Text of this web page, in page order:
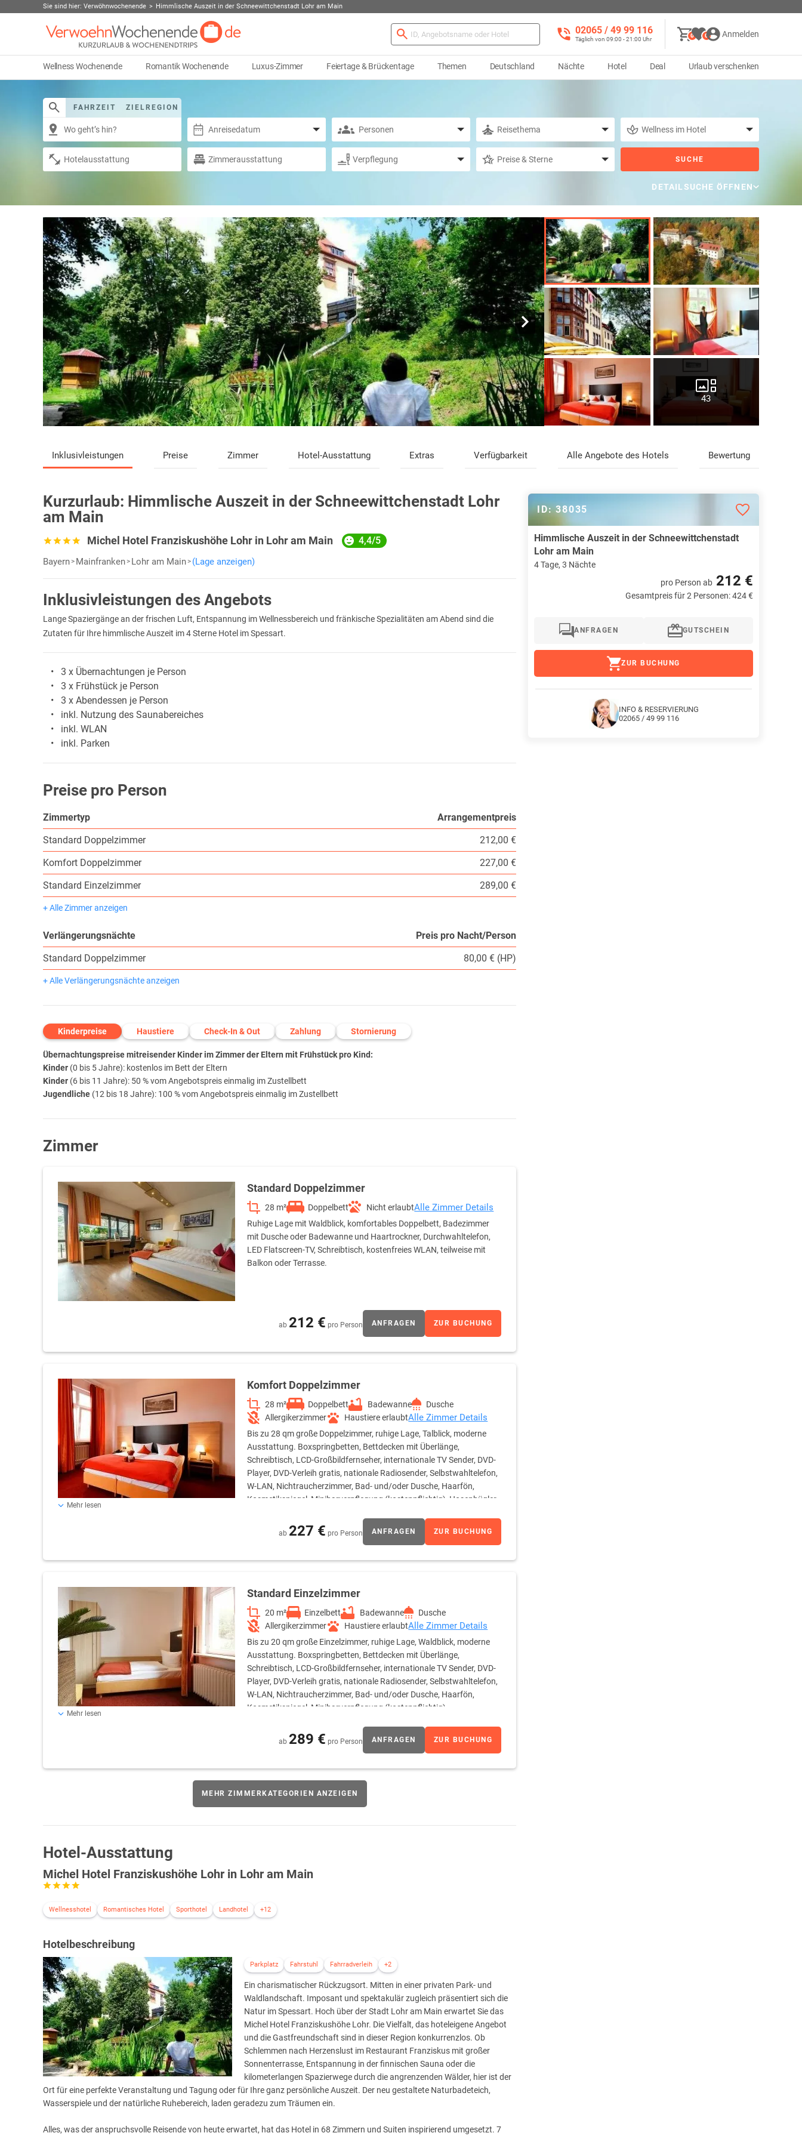
Sie sind hier: Verwöhnwochenende Himmlische Auszeit in der Schneewittchenstadt Lohr am Main
02065 / 49 ‌99 116
Täglich von 09:00 - 21:00 Uhr
0 0 Anmelden
Wellness Wochenende Romantik Wochenende Luxus-Zimmer Feiertage & Brückentage Themen Deutschland Nächte Hotel Deal Urlaub verschenken
FAHRZEIT ZIELREGION
SUCHE
DETAILSUCHE ÖFFNEN
43
Inklusivleistungen Preise Zimmer Hotel-Ausstattung Extras Verfügbarkeit Alle Angebote des Hotels Bewertung
Kurzurlaub: Himmlische Auszeit in der Schneewittchenstadt Lohr
am Main
Michel Hotel Franziskushöhe Lohr in Lohr am Main 4,4/5
Bayern Mainfranken Lohr am Main (Lage anzeigen)
Inklusivleistungen des Angebots
Lange Spaziergänge an der frischen Luft, Entspannung im Wellnessbereich und fränkische Spezialitäten am Abend sind die
Zutaten für Ihre himmlische Auszeit im 4 Sterne Hotel im Spessart.
3 x Übernachtungen je Person
3 x Frühstück je Person
3 x Abendessen je Person
inkl. Nutzung des Saunabereiches
inkl. WLAN
inkl. Parken
Preise pro Person
Zimmertyp
Arrangementpreis
Standard Doppelzimmer
212,00 €
Komfort Doppelzimmer
227,00 €
Standard Einzelzimmer
289,00 €
+ Alle Zimmer anzeigen
Verlängerungsnächte
Preis pro Nacht/Person
Standard Doppelzimmer
80,00 € (HP)
+ Alle Verlängerungsnächte anzeigen
Kinderpreise Haustiere Check-In & Out Zahlung Stornierung
Übernachtungspreise mitreisender Kinder im Zimmer der Eltern mit Frühstück pro Kind:
Kinder (0 bis 5 Jahre): kostenlos im Bett der Eltern
Kinder (6 bis 11 Jahre): 50 % vom Angebotspreis einmalig im Zustellbett
Jugendliche (12 bis 18 Jahre): 100 % vom Angebotspreis einmalig im Zustellbett
Zimmer
Standard Doppelzimmer
28 m² Doppelbett Nicht erlaubtAlle Zimmer Details
Ruhige Lage mit Waldblick, komfortables Doppelbett, Badezimmer
mit Dusche oder Badewanne und Haartrockner, Durchwahltelefon,
LED Flatscreen-TV, Schreibtisch, kostenfreies WLAN, teilweise mit
Balkon oder Terrasse.
ab 212 € pro Person ANFRAGEN ZUR BUCHUNG
Komfort Doppelzimmer
28 m² Doppelbett Badewanne
Dusche
Allergikerzimmer
Haustiere erlaubtAlle Zimmer Details
Bis zu 28 qm große Doppelzimmer, ruhige Lage, Talblick, moderne
Ausstattung. Boxspringbetten, Bettdecken mit Überlänge,
Schreibtisch, LCD-Großbildfernseher, internationale TV Sender, DVD-
Player, DVD-Verleih gratis, nationale Radiosender, Selbstwahltelefon,
W-LAN, Nichtraucherzimmer, Bad- und/oder Dusche, Haarfön,
Kosmetikspiegel, Minibarverpflegung (kostenpflichtig), Hosenbügler.
Mehr lesen
ab 227 € pro Person ANFRAGEN ZUR BUCHUNG
Standard Einzelzimmer
20 m² Einzelbett Badewanne
Dusche
Allergikerzimmer
Haustiere erlaubtAlle Zimmer Details
Bis zu 20 qm große Einzelzimmer, ruhige Lage, Waldblick, moderne
Ausstattung. Boxspringbetten, Bettdecken mit Überlänge,
Schreibtisch, LCD-Großbildfernseher, internationale TV Sender, DVD-
Player, DVD-Verleih gratis, nationale Radiosender, Selbstwahltelefon,
W-LAN, Nichtraucherzimmer, Bad- und/oder Dusche, Haarfön,
Kosmetikspiegel, Minibarverpflegung (kostenpflichtig).
Mehr lesen
ab 289 € pro Person ANFRAGEN ZUR BUCHUNG
MEHR ZIMMERKATEGORIEN ANZEIGEN
Hotel-Ausstattung
Michel Hotel Franziskushöhe Lohr in Lohr am Main
Wellnesshotel Romantisches Hotel Sporthotel Landhotel +12
Hotelbeschreibung
Parkplatz Fahrstuhl Fahrradverleih +2
Ein charismatischer Rückzugsort. Mitten in einer privaten Park- und
Waldlandschaft. Imposant und spektakulär zugleich präsentiert sich die
Natur im Spessart. Hoch über der Stadt Lohr am Main erwartet Sie das
Michel Hotel Franziskushöhe Lohr. Die Vielfalt, das hoteleigene Angebot
und die Gastfreundschaft sind in dieser Region konkurrenzlos. Ob
Schlemmen nach Herzenslust im Restaurant Franziskus mit großer
Sonnenterrasse, Entspannung in der finnischen Sauna oder die
kilometerlangen Spazierwege durch die angrenzenden Wälder, hier ist der
Ort für eine perfekte Veranstaltung und Tagung oder für Ihre ganz persönliche Auszeit. Der neu gestaltete Naturbadeteich,
Wasserspiele und der natürliche Ruhebereich, laden geradezu zum Träumen ein.
Alles, was der anspruchsvolle Reisende von heute erwartet, hat das Hotel in 68 Zimmern und Suiten inspirierend umgesetzt. 7
ID: 38035
Himmlische Auszeit in der Schneewittchenstadt
Lohr am Main
4 Tage, 3 Nächte
pro Person ab 212 €
Gesamtpreis für 2 Personen: 424 €
ANFRAGEN GUTSCHEIN
ZUR BUCHUNG
INFO & RESERVIERUNG
02065 / 49 99 116